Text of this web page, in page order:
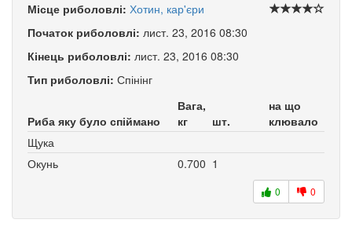
Місце риболовлі: Хотин, кар'єри
Початок риболовлі: лист. 23, 2016 08:30
Кінець риболовлі: лист. 23, 2016 08:30
Тип риболовлі: Спінінг
Риба яку було спіймано
Вага,
кг
шт.
на що
клювало
Щука
Окунь
0.700 1
0 0